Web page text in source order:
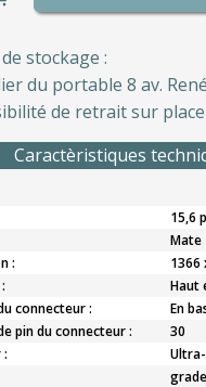
stockage :
du portable 8 av.
de retrait sur place
Caractèristiques
15,6
Mate
:
1366
Haut
connecteur :
En
pin du connecteur :
30
: